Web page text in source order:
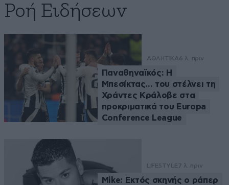
Ροή Ειδήσεων
ΑΘΛΗΤΙΚΑ6 λ. πριν
Παναθηναϊκός: Η
Μπεσίκτας… του στέλνει τη
Χράντες Κράλοβε στα
προκριματικά του Europa
Conference League
LIFESTYLE7 λ. πριν
Mike: Εκτός σκηνής ο ράπερ